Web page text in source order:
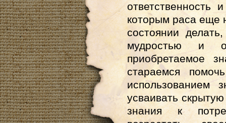
которым раса еще
состоянии
мудростью и
приобретаемое
стараемся
использованием
усваивать
знания к